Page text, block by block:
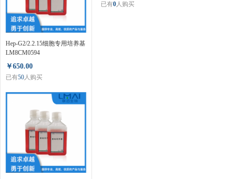
Hep-G2/2.2.15细胞专用培养基
LM8CM0594
￥650.00
已有50人购买
已有0人购买